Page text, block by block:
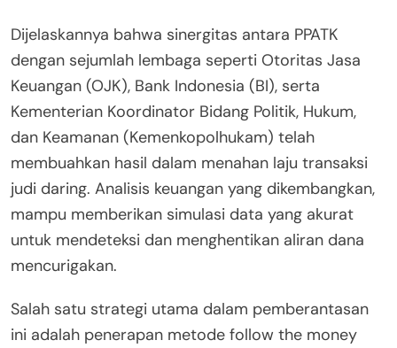
Dijelaskannya bahwa sinergitas antara PPATK
dengan sejumlah lembaga seperti Otoritas Jasa
Keuangan (OJK), Bank Indonesia (BI), serta
Kementerian Koordinator Bidang Politik, Hukum,
dan Keamanan (Kemenkopolhukam) telah
membuahkan hasil dalam menahan laju transaksi
judi daring. Analisis keuangan yang dikembangkan,
mampu memberikan simulasi data yang akurat
untuk mendeteksi dan menghentikan aliran dana
mencurigakan.
Salah satu strategi utama dalam pemberantasan
ini adalah penerapan metode follow the money